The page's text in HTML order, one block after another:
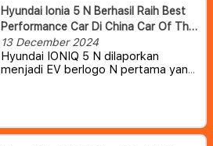
Hyundai Ionia 5 N Berhasil Raih Best
Performance Car Di China Car Of The
Year Awards 2025.
13 December 2024
Hyundai IONIQ 5 N dilaporkan
menjadi EV berlogo N pertama yang